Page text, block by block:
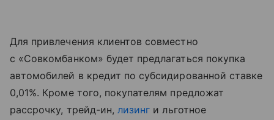
Для привлечения клиентов совместно
с «Совкомбанком» будет предлагаться покупка
автомобилей в кредит по субсидированной ставке
0,01%. Кроме того, покупателям предложат
рассрочку, трейд-ин,лизинг и льготное